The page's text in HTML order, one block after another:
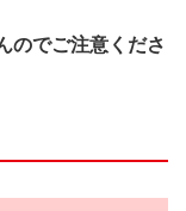
のでご注意くださ